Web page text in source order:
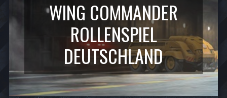
v
g
a
t
i
o
n
WING COMMANDER
ROLLENSPIEL
DEUTSCHLAND